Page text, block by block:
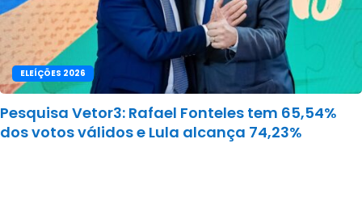
ELEÍÇÕES 2026
Pesquisa Vetor3: Rafael Fonteles tem 65,54%
dos votos válidos e Lula alcança 74,23%